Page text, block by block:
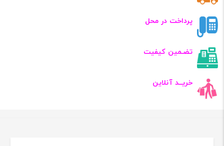
پرداخت در محل
تضـمین کیفیت
خریــد آنلاین